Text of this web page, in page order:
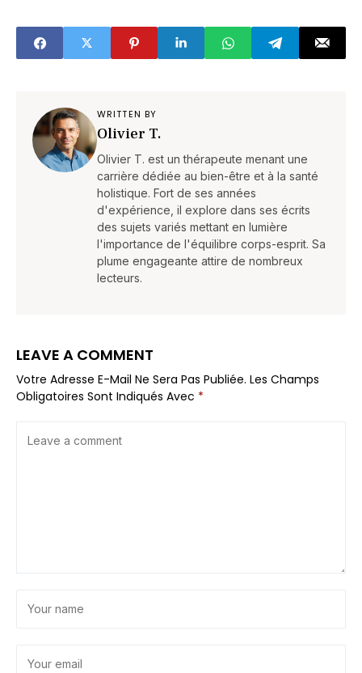
sur l’épargne
WRITTEN BY
Olivier T.
Olivier T. est un thérapeute menant une
carrière dédiée au bien-être et à la santé
holistique. Fort de ses années
d'expérience, il explore dans ses écrits
des sujets variés mettant en lumière
l'importance de l'équilibre corps-esprit. Sa
plume engageante attire de nombreux
lecteurs.
LEAVE A COMMENT
Votre Adresse E-Mail Ne Sera Pas Publiée. Les Champs
Obligatoires Sont Indiqués Avec *